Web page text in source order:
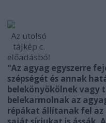
Az utolsó
tájkép c.
előadásból
"Az agyag egyszerre
szépségét és annak
belekönyökölnek vagy
belekarmolnak az
répákat állítanak fel